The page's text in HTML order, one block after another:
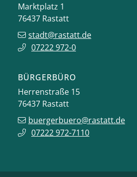
Marktplatz 1
76437 Rastatt
stadt@rastatt.de
07222 972-0
BÜRGERBÜRO
Herrenstraße 15
76437 Rastatt
buergerbuero@rastatt.de
07222 972-7110